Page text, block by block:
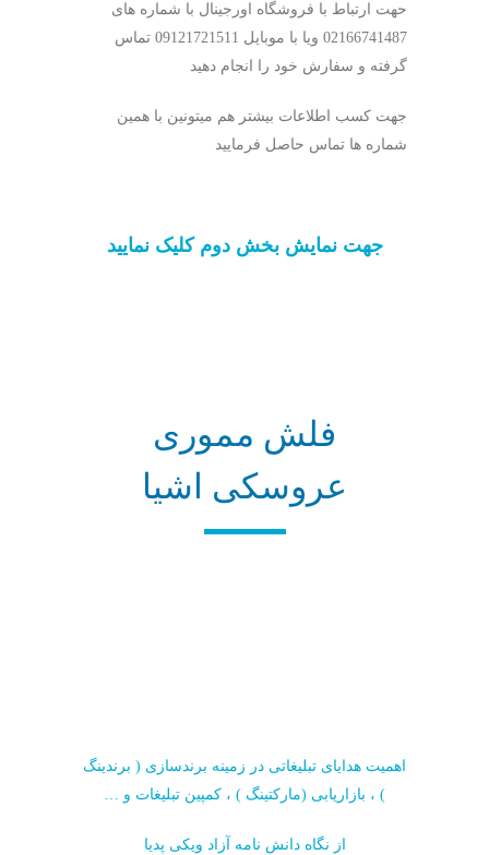
حهت ارتباط با فروشگاه اورجینال با شماره های
02166741487 ویا با موبایل 09121721511 تماس
گرفته و سفارش خود را انجام دهید
جهت کسب اطلاعات بیشتر هم میتونین با همین
شماره ها تماس حاصل فرمایید
جهت نمایش بخش دوم کلیک نمایید
فلش مموری
عروسکی اشیا
اهمیت هدایای تبلیغاتی در زمینه برندسازی ( برندینگ
) ، بازاریابی (مارکتینگ ) ، کمپین تبلیغات و …
از نگاه دانش نامه آزاد ویکی پدیا